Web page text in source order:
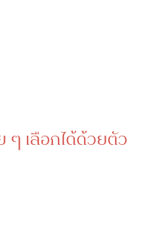
เลือกได้ด้วยตัว